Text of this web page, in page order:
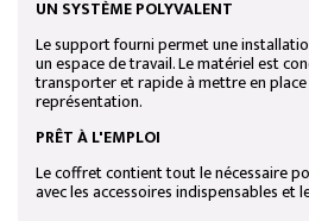
UN SYSTÈME POLYVALENT
Le support fourni permet une
un espace de travail. Le matériel est
transporter et rapide à mettre en
représentation.
PRÊT À L'EMPLOI
Le coffret contient tout le nécessaire
avec les accessoires indispensables et